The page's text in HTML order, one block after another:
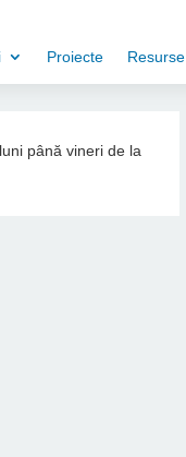
Proiecte Resurse
până vineri de la